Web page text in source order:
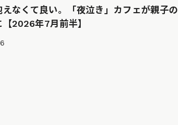
えなくて良い。「夜泣き」カフェが親子の
2026年7月前半】